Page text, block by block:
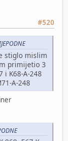
#520
stiglo mislim
primijetio 3
i K68-A-248
A-248